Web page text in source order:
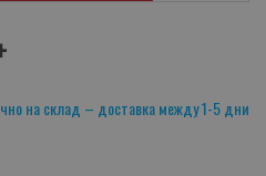
на склад – доставка между 1-5 дни